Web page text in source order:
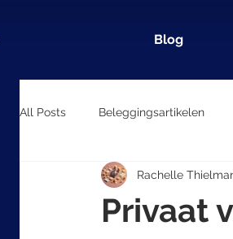
Blog
All Posts Beleggingsartikelen
Privaat
Rachelle